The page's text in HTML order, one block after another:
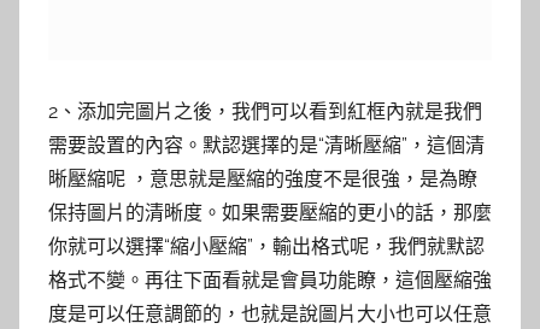
2、添加完圖片之後，我們可以看到紅框內就是我們
需要設置的內容。默認選擇的是“清晰壓縮”，這個清
晰壓縮呢 ，意思就是壓縮的強度不是很強，是為瞭
保持圖片的清晰度。如果需要壓縮的更小的話，那麼
你就可以選擇“縮小壓縮”，輸出格式呢，我們就默認
格式不變。再往下面看就是會員功能瞭，這個壓縮強
度是可以任意調節的，也就是說圖片大小也可以任意